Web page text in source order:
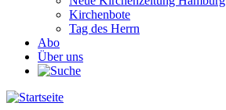
Kirchenbote
Tag des Herrn
Abo
Über uns